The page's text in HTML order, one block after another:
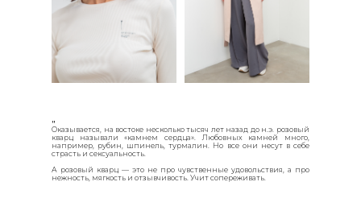
Оказывается, на востоке несколько тысяч лет назад до н.э. розовый
кварц называли «камнем сердца». Любовных камней много,
например, рубин, шпинель, турмалин. Но все они несут в себе
страсть и сексуальность.
А розовый кварц — это не про чувственные удовольствия, а про
нежность, мягкость и отзывчивость. Учит сопереживать.
"